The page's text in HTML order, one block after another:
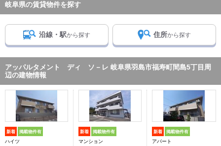
岐阜県の賃貸物件を探す
沿線・駅から探す 住所から探す
アッパルタメント ディ ソ－レ 岐阜県羽島市福寿町間島5丁目周
辺の建物情報
新着 掲載物件有
ハイツ
新着 掲載物件有
マンション
新着 掲載物件有
アパート